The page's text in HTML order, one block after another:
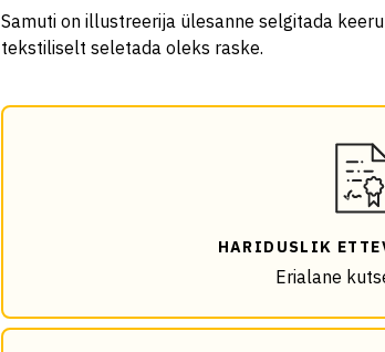
Samuti on illustreerija ülesanne selgitada
tekstiliselt seletada oleks raske.
HARIDUSLIK
Erialane